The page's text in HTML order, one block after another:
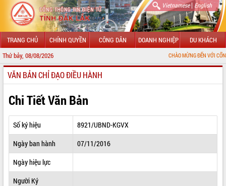
Vietnamese| English
TRANG CHỦ CHÍNH QUYỀN CÔNG DÂN DOANH NGHIỆP DU KHÁCH
Thứ bảy, 08/08/2026 CHÀO MỪNG ĐẾN VỚI CỔNG THÔNG
GIỚI THIỆU
LÃNH ĐẠO UBND TỈNH
TIN TỨC SỰ KIỆN
SỞ, BAN, NGÀNH
THÔNG TIN CHỈ ĐẠO ĐIỀU HÀNH
VĂN BẢN CHỈ ĐẠO ĐIỀU HÀNH
Chi Tiết Văn Bản
Số ký hiệu
8921/UBND-KGVX
Ngày ban hành
07/11/2016
Ngày hiệu lực
Người Ký